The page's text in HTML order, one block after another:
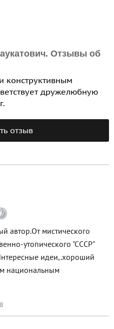
Отзывы об
конструктивным
дружелюбную
отзыв
автор.От мистического
утопического "СССР"
идеи,.хороший
национальным